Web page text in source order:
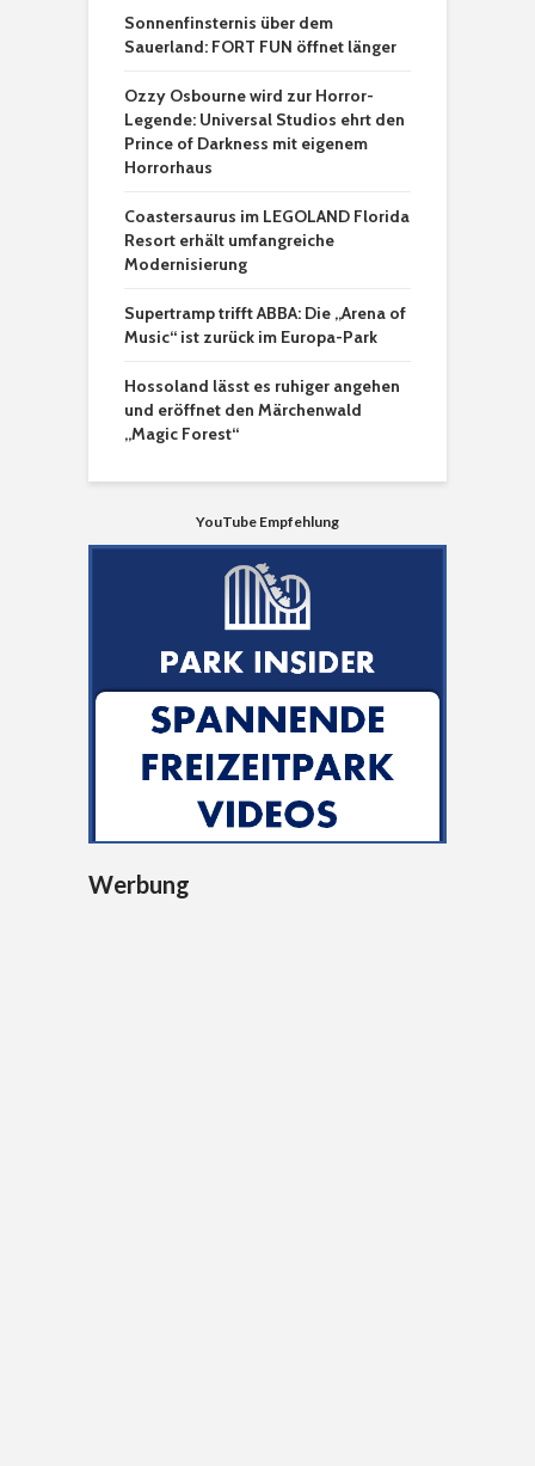
Sonnenfinsternis über dem
Sauerland: FORT FUN öffnet länger
Ozzy Osbourne wird zur Horror-
Legende: Universal Studios ehrt den
Prince of Darkness mit eigenem
Horrorhaus
Coastersaurus im LEGOLAND Florida
Resort erhält umfangreiche
Modernisierung
Supertramp trifft ABBA: Die „Arena of
Music“ ist zurück im Europa-Park
Hossoland lässt es ruhiger angehen
und eröffnet den Märchenwald
„Magic Forest“
YouTube Empfehlung
Werbung